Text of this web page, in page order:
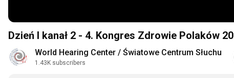
Dzień I kanał 2 - 4. Kongres Zdrowie Polaków
World Hearing Center / Światowe Centrum Słuchu
1.43K subscribers